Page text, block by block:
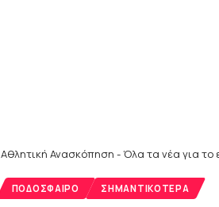
Αθλητική Ανασκόπηση - Όλα τα νέα για το
ΠΟΔΌΣΦΑΙΡΟ ΣΗΜΑΝΤΙΚΌΤΕΡΑ